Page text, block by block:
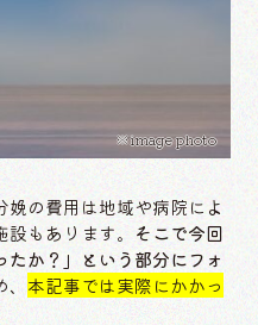
※image photo
娩の費用は地域や病院によ
もあります。 そこで今回
か？」という部分にフォ
本記事では実際にかかっ